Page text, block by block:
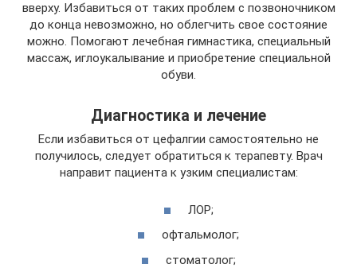
вверху. Избавиться от таких проблем с позвоночником
до конца невозможно, но облегчить свое состояние
можно. Помогают лечебная гимнастика, специальный
массаж, иглоукалывание и приобретение специальной
обуви.
Диагностика и лечение
Если избавиться от цефалгии самостоятельно не
получилось, следует обратиться к терапевту. Врач
направит пациента к узким специалистам:
ЛОР;
офтальмолог;
стоматолог;